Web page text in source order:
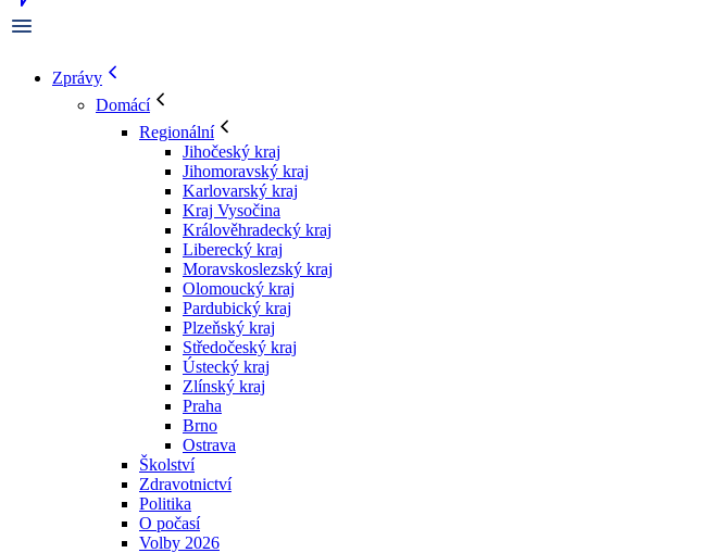
Zprávy
Domácí
Regionální
Jihočeský kraj
Jihomoravský kraj
Karlovarský kraj
Kraj Vysočina
Králověhradecký kraj
Liberecký kraj
Moravskoslezský kraj
Olomoucký kraj
Pardubický kraj
Plzeňský kraj
Středočeský kraj
Ústecký kraj
Zlínský kraj
Praha
Brno
Ostrava
Školství
Zdravotnictví
Politika
O počasí
Volby 2026